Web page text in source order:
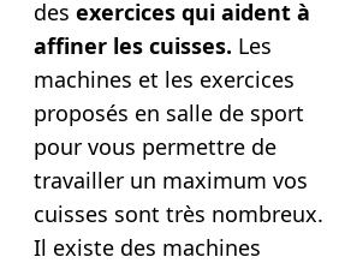
des exercices qui aident à
affiner les cuisses. Les
machines et les exercices
proposés en salle de sport
pour vous permettre de
travailler un maximum vos
cuisses sont très nombreux.
Il existe des machines